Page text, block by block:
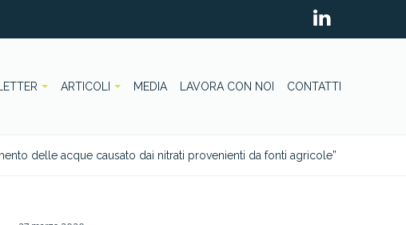
ARTICOLI MEDIA LAVORA CON NOI CONTATTI
delle acque causato dai nitrati provenienti da fonti agricole”